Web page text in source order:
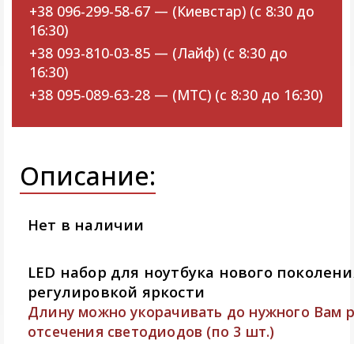
Описание:
Нет в наличии
LED набор для ноутбука нового
регулировкой яркости
Длину можно укорачивать до нужного Вам
отсечения светодиодов (по 3 шт.)
+38 096-299-58-67 — (Киевстар) (с 8:30 до
16:30)
+38 093-810-03-85 — (Лайф) (с 8:30 до
16:30)
+38 095-089-63-28 — (МТС) (с 8:30 до 16:30)